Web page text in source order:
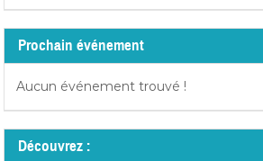
Prochain événement
Aucun événement trouvé !
Découvrez :